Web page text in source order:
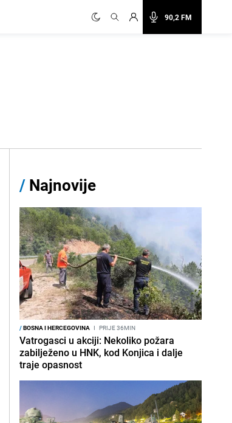
90,2 FM
/ Najnovije
/BOSNA I HERCEGOVINA I PRIJE 36MIN
Vatrogasci u akciji: Nekoliko požara
zabilježeno u HNK, kod Konjica i dalje
traje opasnost